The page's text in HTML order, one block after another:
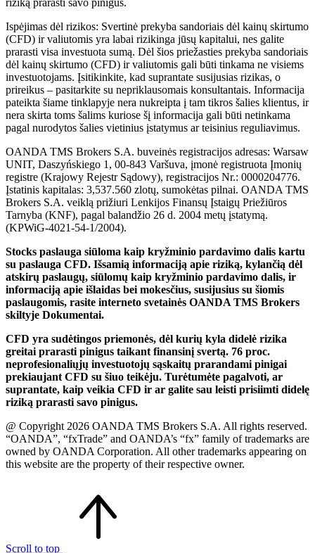
Ispėjimas dėl rizikos: Svertinė prekyba sandoriais dėl kainų skirtumo
(CFD) ir valiutomis yra labai rizikinga jūsų kapitalui, nes galite
prarasti visa investuota sumą. Dėl šios priežasties prekyba sandoriais
dėl kainų skirtumo (CFD) ir valiutomis gali būti tinkama ne visiems
investuotojams. Įsitikinkite, kad suprantate susijusias rizikas, o
prireikus – pasitarkite su nepriklausomais konsultantais. Informacija
pateikta šiame tinklapyje nera nukreipta į tam tikros šalies klientus, ir
nera skirta toms šalims kuriose šį informacija gali būti netinkama
pagal nurodytos šalies vietinius įstatymus ar teisinius reguliavimus.
OANDA TMS Brokers S.A. buveinės registracijos adresas: Warsaw
UNIT, Daszyńskiego 1, 00-843 Varšuva, įmonė registruota Įmonių
registre (Krajowy Rejestr Sądowy), registracijos Nr.: 0000204776.
Įstatinis kapitalas: 3,537.560 zlotų, sumokėtas pilnai. OANDA TMS
Brokers S.A. veiklą prižiuri Lenkijos Finansų Įstaigų Priežiūros
Tarnyba (KNF), pagal balandžio 26 d. 2004 metų įstatymą.
(KPWiG-4021-54-1/2004).
Stocks paslauga siūloma kaip kryžminio pardavimo dalis kartu
su paslauga CFD. Išsamią informaciją apie riziką, kylančią dėl
atskirų paslaugų, siūlomų kaip kryžminio pardavimo dalis, ir
informaciją apie išlaidas bei mokesčius, susijusius su šiomis
paslaugomis, rasite interneto svetainės OANDA TMS Brokers
skiltyje Dokumentai.
CFD yra sudėtingos priemonės, dėl kurių kyla didelė rizika
greitai prarasti pinigus taikant finansinį svertą. 76 proc.
neprofesionaliųjų investuotojų sąskaitų prarandami pinigai
prekiaujant CFD su šiuo teikėju. Turėtumėte pagalvoti, ar
suprantate, kaip veikia CFD ir ar galite sau leisti prisiimti didelę
riziką prarasti savo pinigus.
@ Copyright 2026 OANDA TMS Brokers S.A. All rights reserved.
“OANDA”, “fxTrade” and OANDA’s “fx” family of trademarks are
owned by OANDA Corporation. All other trademarks appearing on
this website are the property of their respective owner.
Scroll to top